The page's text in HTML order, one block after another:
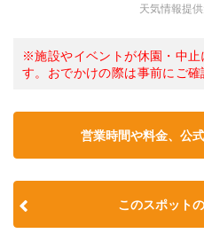
天気情報提
※施設やイベントが休園・中止
す。おでかけの際は事前にご確
営業時間や料金、公
このスポット